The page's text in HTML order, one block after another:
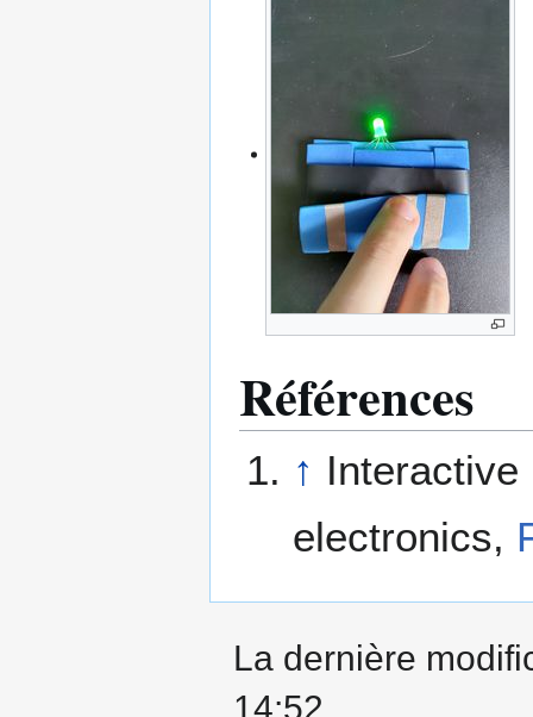
Références
↑
electronics,
La dernière
14:52.